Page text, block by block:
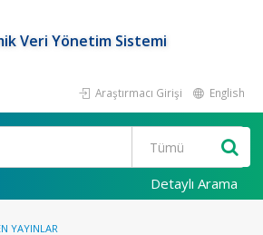
Veri Yönetim Sistemi
Araştırmacı Girişi English
Detaylı Arama
YAYINLAR